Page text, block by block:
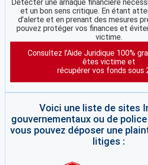
Détecter une arnaque financière
et un bon sens critique. En étant
d’alerte et en prenant des mesures
pouvez protéger vos finances et
victime.
Consultez l’Aide Juridique 100%
êtes victime et
récupérer vos fonds sous
Voici une liste de sites
gouvernementaux ou de
vous pouvez déposer une
litiges :